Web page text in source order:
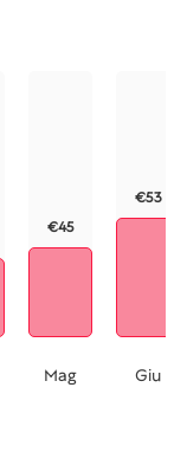
€45
€53
Mag Giu